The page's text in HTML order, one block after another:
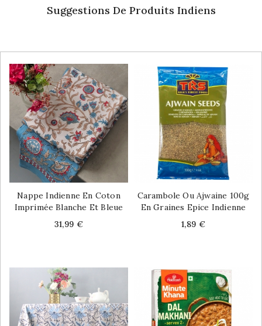
Suggestions De Produits Indiens
Nappe Indienne En Coton
Imprimée Blanche Et Bleue
Price
31,99 €
Carambole Ou Ajwaine 100g
En Graines Epice Indienne
Price
1,89 €